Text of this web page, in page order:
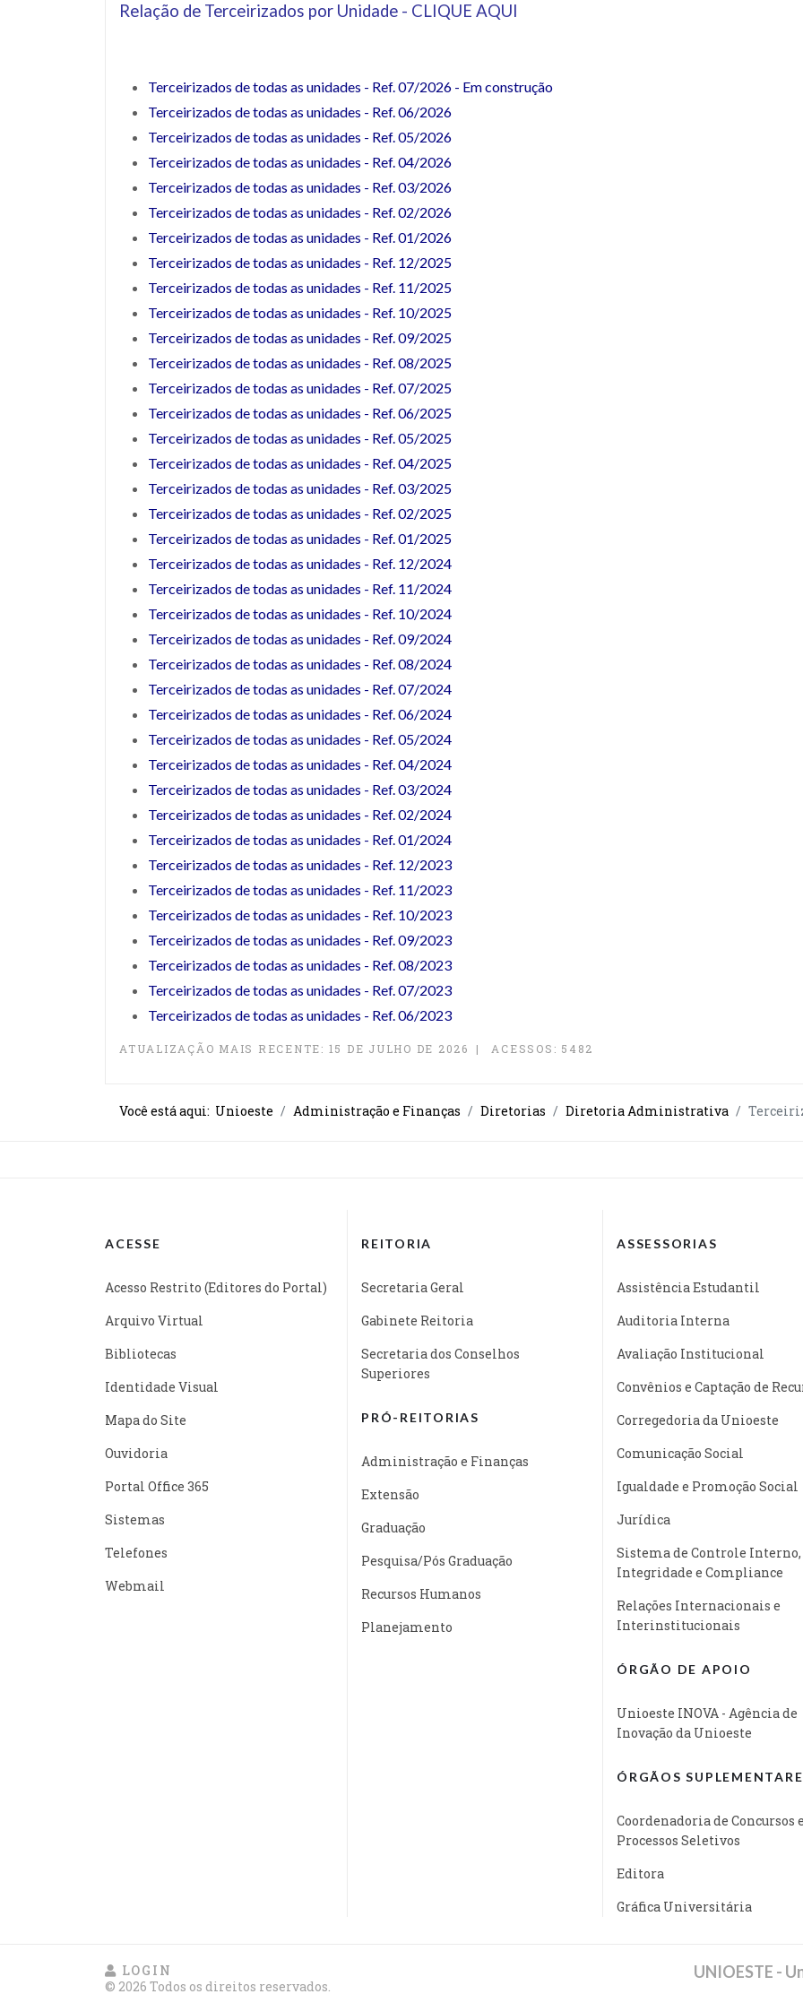
Relação de Terceirizados por Unidade - CLIQUE AQUI
Terceirizados de todas as unidades - Ref. 07/2026 - Em construção
Terceirizados de todas as unidades - Ref. 06/2026
Terceirizados de todas as unidades - Ref. 05/2026
Terceirizados de todas as unidades - Ref. 04/2026
Terceirizados de todas as unidades - Ref. 03/2026
Terceirizados de todas as unidades - Ref. 02/2026
Terceirizados de todas as unidades - Ref. 01/2026
Terceirizados de todas as unidades - Ref. 12/2025
Terceirizados de todas as unidades - Ref. 11/2025
Terceirizados de todas as unidades - Ref. 10/2025
Terceirizados de todas as unidades - Ref. 09/2025
Terceirizados de todas as unidades - Ref. 08/2025
Terceirizados de todas as unidades - Ref. 07/2025
Terceirizados de todas as unidades - Ref. 06/2025
Terceirizados de todas as unidades - Ref. 05/2025
Terceirizados de todas as unidades - Ref. 04/2025
Terceirizados de todas as unidades - Ref. 03/2025
Terceirizados de todas as unidades - Ref. 02/2025
Terceirizados de todas as unidades - Ref. 01/2025
Terceirizados de todas as unidades - Ref. 12/2024
Terceirizados de todas as unidades - Ref. 11/2024
Terceirizados de todas as unidades - Ref. 10/2024
Terceirizados de todas as unidades - Ref. 09/2024
Terceirizados de todas as unidades - Ref. 08/2024
Terceirizados de todas as unidades - Ref. 07/2024
Terceirizados de todas as unidades - Ref. 06/2024
Terceirizados de todas as unidades - Ref. 05/2024
Terceirizados de todas as unidades - Ref. 04/2024
Terceirizados de todas as unidades - Ref. 03/2024
Terceirizados de todas as unidades - Ref. 02/2024
Terceirizados de todas as unidades - Ref. 01/2024
Terceirizados de todas as unidades - Ref. 12/2023
Terceirizados de todas as unidades - Ref. 11/2023
Terceirizados de todas as unidades - Ref. 10/2023
Terceirizados de todas as unidades - Ref. 09/2023
Terceirizados de todas as unidades - Ref. 08/2023
Terceirizados de todas as unidades - Ref. 07/2023
Terceirizados de todas as unidades - Ref. 06/2023
ATUALIZAÇÃO MAIS RECENTE: 15 DE JULHO DE 2026 ACESSOS: 5482
Você está aqui: Unioeste Administração e Finanças Diretorias Diretoria Administrativa
ACESSE
Acesso Restrito (Editores do Portal)
Arquivo Virtual
Bibliotecas
Identidade Visual
Mapa do Site
Ouvidoria
Portal Office 365
Sistemas
Telefones
Webmail
REITORIA
Secretaria Geral
Gabinete Reitoria
Secretaria dos Conselhos
Superiores
PRÓ-REITORIAS
Administração e Finanças
Extensão
Graduação
Pesquisa/Pós Graduação
Recursos Humanos
Planejamento
ASSESSORIAS
Assistência Estudantil
Auditoria Interna
Avaliação Institucional
Convênios e Captação de
Corregedoria da Unioeste
Comunicação Social
Igualdade e Promoção Social
Jurídica
Sistema de Controle Interno,
Integridade e Compliance
Relações Internacionais e
Interinstitucionais
ÓRGÃO DE APOIO
Unioeste INOVA - Agência de
Inovação da Unioeste
ÓRGÃOS
Coordenadoria de Concursos e
Processos Seletivos
Editora
Gráfica Universitária
LOGIN
© 2026 Todos os direitos reservados.
UNIOESTE -